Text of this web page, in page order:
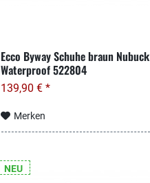
Ecco Byway Schuhe braun Nubuck
Waterproof 522804
139,90 € *
Merken
NEU